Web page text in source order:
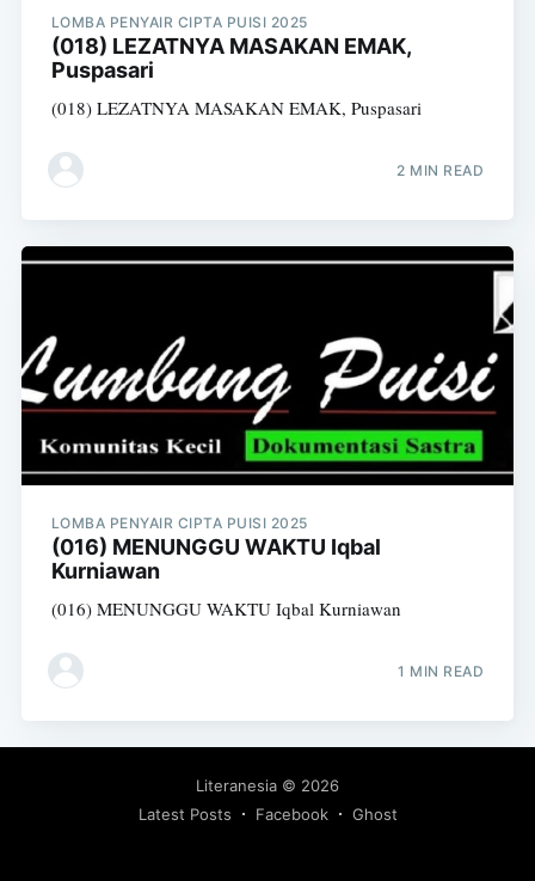
LOMBA PENYAIR CIPTA PUISI 2025
(018) LEZATNYA MASAKAN EMAK,
Puspasari
(018) LEZATNYA MASAKAN EMAK, Puspasari
2 MIN READ
LOMBA PENYAIR CIPTA PUISI 2025
(016) MENUNGGU WAKTU Iqbal
Kurniawan
(016) MENUNGGU WAKTU Iqbal Kurniawan
1 MIN READ
Literanesia © 2026
Latest Posts
Facebook Ghost